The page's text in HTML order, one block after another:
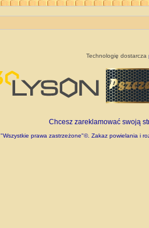
Technologię dostarcza
Chcesz zareklamować swoją
"Wszystkie prawa zastrzeżone"©. Zakaz powielania i